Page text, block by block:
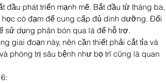
đầu phát triển mạnh mẽ. Bắt đầu từ tháng ba,
có đạm để cung cấp đủ dinh dưỡng. Đối
sử dụng phân bón qua lá để hỗ trợ.
giai đoạn này, nên cần thiết phải cắt tỉa và
phòng trị sâu bệnh như bọ trĩ cũng là quan